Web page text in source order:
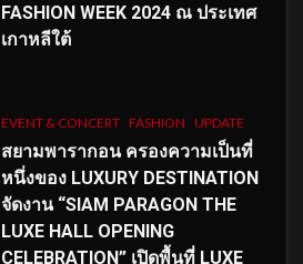
FASHION WEEK 2024 ณ ประเทศ
เกาหลีใต้
EVENT & CONCERT FASHION UPDATE
สยามพารากอน ครองความเป็นที่
หนึ่งของ LUXURY DESTINATION
จัดงาน “SIAM PARAGON THE
LUXE HALL OPENING
CELEBRATION” เปิดพื้นที่ LUXE